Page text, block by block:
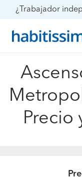
¿Trabajador
Precio